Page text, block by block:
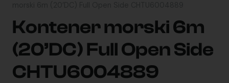
Kontener morski 6m
(20’DC) Full Open Side
CHTU6004889